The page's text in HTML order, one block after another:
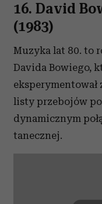
16. David
(1983)
Muzyka lat 80. to
Davida Bowiego,
listy przebojów
dynamicznym
tanecznej.